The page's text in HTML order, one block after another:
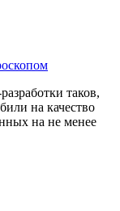
таков,
на качество
на не менее